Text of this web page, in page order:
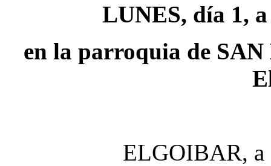
LUNES, día 1,
en la parroquia de
ELGOIBAR, a